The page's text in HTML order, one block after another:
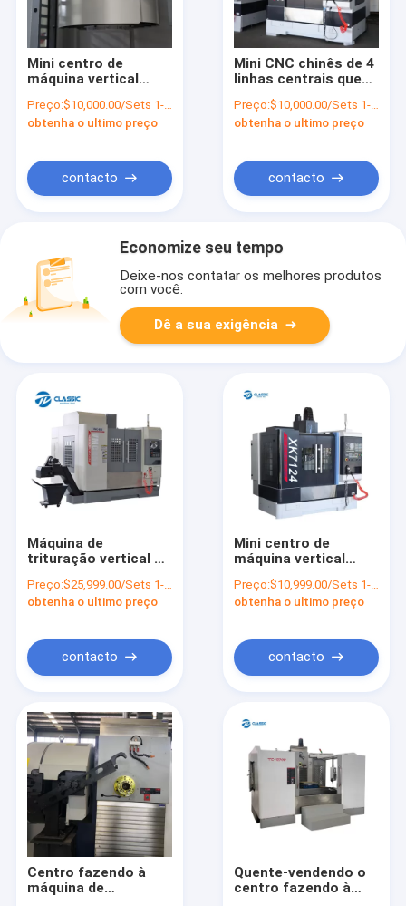
Mini centro de
máquina vertical
trituração do cnc do
quadro
trituração do cnc
Preço:$10,000.00/Sets 1-2 Sets
obtenha o ultimo preço
contacto
Mini CNC chinês de 4
linhas centrais que
trituração de
alumínio vertical do
Preço:$10,000.00/Sets 1-2 Sets
obtenha o ultimo preço
contacto
Economize seu tempo
Deixe-nos contatar os melhores produtos
com você.
Dê a sua exigência
Máquina de
trituração vertical do
central do centro
fazendo à máquina 5
trituração VMC850
do CNC de Taiwan
Preço:$25,999.00/Sets 1-2 Sets
obtenha o ultimo preço
contacto
Mini centro de
máquina vertical
trituração do cnc do
quadro
máquina de
trituração do cnc
Preço:$10,999.00/Sets 1-2 Sets
obtenha o ultimo preço
contacto
Centro fazendo à
máquina de
Quente-vendendo o
centro fazendo à